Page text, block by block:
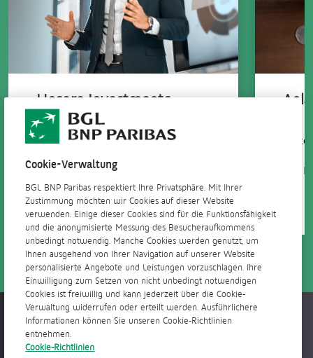
Unsere Investments
Fonds
10 Investmentfonds, die von
unseren Experten ausgewählt und
verwaltet werden.
Erfahren Sie mehr
Überall jederzeit verfügbar
Cookie-Verwaltung
BGL BNP Paribas respektiert Ihre Privatsphäre. Mit Ihrer
Zustimmung möchten wir Cookies auf dieser Website
verwenden. Einige dieser Cookies sind für die Funktionsfähigkeit
und die anonymisierte Messung des Besucheraufkommens
unbedingt notwendig. Manche Cookies werden genutzt, um
Ihnen ausgehend von Ihrer Navigation auf unserer Website
personalisierte Angebote und Leistungen vorzuschlagen. Ihre
Einwilligung zum Setzen von nicht unbedingt notwendigen
Cookies ist freiwillig und kann jederzeit über die Cookie-
Verwaltung widerrufen oder erteilt werden. Ausführlichere
Informationen können Sie unseren Cookie-Richtlinien
entnehmen.
Cookie-Richtlinien